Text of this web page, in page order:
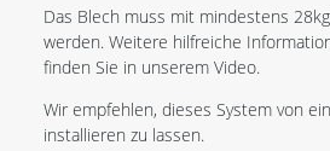
Das Blech muss mit mindestens
werden. Weitere hilfreiche
finden Sie in unserem Video.
Wir empfehlen, dieses System von
installieren zu lassen.